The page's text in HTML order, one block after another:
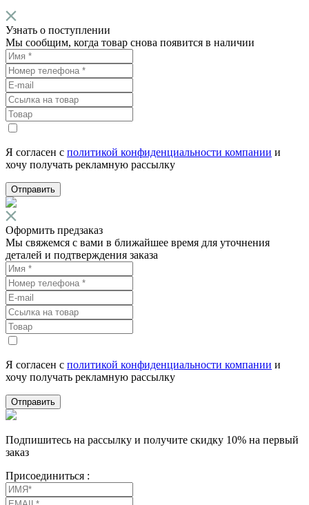
Узнать о поступлении
Мы сообщим, когда товар снова появится в наличии
Я согласен с политикой конфиденциальности компании и
хочу получать рекламную рассылку
Отправить
Оформить предзаказ
Мы свяжемся с вами в ближайшее время для уточнения
деталей и подтверждения заказа
Я согласен с политикой конфиденциальности компании и
хочу получать рекламную рассылку
Отправить
Подпишитесь на рассылку и получите скидку 10% на первый
заказ
Присоединиться :